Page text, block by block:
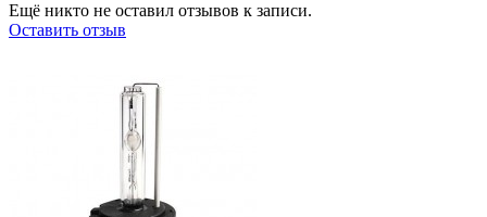
Ещё никто не оставил отзывов к записи.
Оставить отзыв